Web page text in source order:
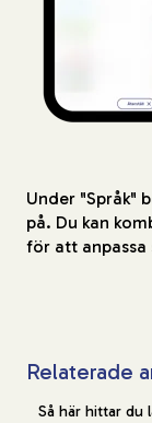
Under "Språk"
på. Du kan
för att
Relaterade
Så här hittar du